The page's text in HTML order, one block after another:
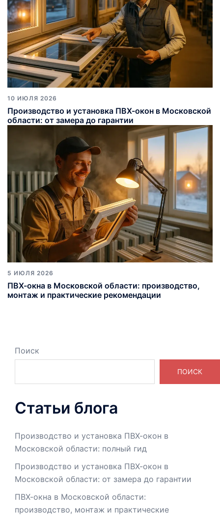
10 ИЮЛЯ 2026
Производство и установка ПВХ-окон в Московской
области: от замера до гарантии
5 ИЮЛЯ 2026
ПВХ-окна в Московской области: производство,
монтаж и практические рекомендации
Поиск
ПОИСК
Статьи блога
Производство и установка ПВХ-окон в
Московской области: полный гид
Производство и установка ПВХ-окон в
Московской области: от замера до гарантии
ПВХ-окна в Московской области:
производство, монтаж и практические